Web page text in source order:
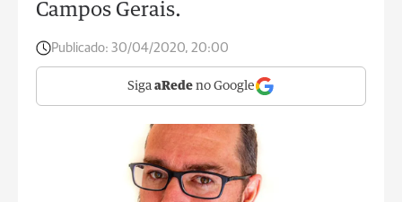
Campos Gerais.
Publicado: 30/04/2020, 20:00
Siga aRede no Google